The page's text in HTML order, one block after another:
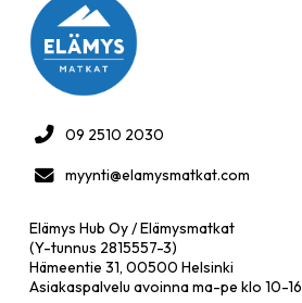
09 2510 2030
myynti@elamysmatkat.com
Elämys Hub Oy / Elämysmatkat
(Y-tunnus 2815557-3)
Hämeentie 31, 00500 Helsinki
Asiakaspalvelu avoinna ma-pe klo 10-16